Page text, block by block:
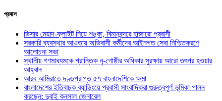
প্রবাস
ভিসার মেয়াদ-ফ্লাইট নিয়ে শঙ্কা, বিমানবন্দরে হাজারো প্রবাসী
সরকারি ব্যবস্থার আওতায় অভিবাসী কর্মীদের আইনগত সেবা নিশ্চিতকরণে
আলোচনা সভা
স্থানীয় গণমাধ্যমকে প্রান্তিক নৃ-গোষ্ঠীর অধিকার সুরক্ষায় আরো তৎপর হওয়ার
আহ্বান
আরব আমিরাতে দণ্ডপ্রাপ্ত ৫৭ বাংলাদেশিকে ক্ষমা
বাংলাদেশের ইতিবাচক ব্র্যান্ডিংয়ে প্রবাসী সাংবাদিকরা গুরুত্বপূর্ণ ভূমিকা পালন
করছেন: দুবাই কনসাল জেনারেল